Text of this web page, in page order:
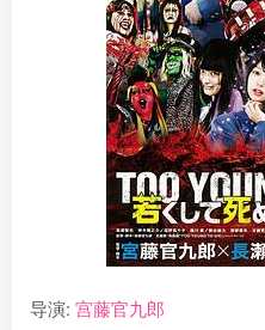
导演: 宫藤官九郎